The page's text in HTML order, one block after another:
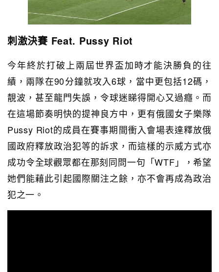
刺激決賽 Feat. Pussy Riot
今年終於打破上兩屆世界盃加時才能決勝負的往
績，兩隊在90分鐘就攻入6球，當中更包括12碼，
靚波，甚至龍門失誤，令球迷睇得開心又過癮。而
在這場節奏明快的提神良方中，更有俄國女子樂隊
Pussy Riot的成員在賽事期間衝入會場表達釋放俄
國政府釋放政治犯等的訴求，而這樣的示威方式亦
成功令全球觀眾都在那刻同問一句「WTF」，希望
她們能藉此引起國際關注之餘，亦不會再成為政治
犯之一。